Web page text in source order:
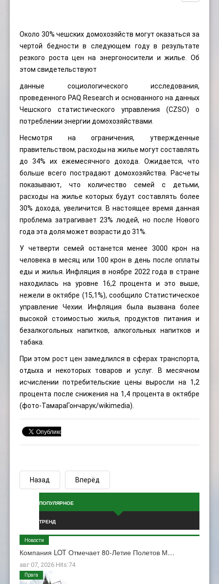
Около 30% чешских домохозяйств могут оказаться за
чертой бедности в следующем году в результате
резкого роста цен на энергоносители и жилье. Об
этом свидетельствуют
данные социологического исследования,
проведенного PAQ Research и основанного на данных
Чешского статистического управления (CZSO) о
потреблении энергии домохозяйствами.
Несмотря на ограничения, утвержденные
правительством, расходы на жилье могут составлять
до 34% их ежемесячного дохода. Ожидается, что
больше всего пострадают домохозяйства. Расчеты
показывают, что количество семей с детьми,
расходы на жилье которых будут составлять более
30% дохода, увеличится. В настоящее время данная
проблема затрагивает 23% людей, но после Нового
года эта доля может возрасти до 31%.
У четверти семей останется менее 3000 крон на
человека в месяц или 100 крон в день после оплаты
еды и жилья. Инфляция в ноябре 2022 года в стране
находилась на уровне 16,2 процента и это выше,
нежели в октябре (15,1%), сообщило Статистическое
управление Чехии. Инфляция была вызвана более
высокой стоимостью жилья, продуктов питания и
безалкогольных напитков, алкогольных напитков и
табака.
При этом рост цен замедлился в сферах транспорта,
отдыха и некоторых товаров и услуг. В месячном
исчислении потребительские цены выросли на 1,2
процента после снижения на 1,4 процента в октябре
(фото-ТамараГончарук/wikimedia).
Назад Вперёд
ПОПУЛЯРНОЕ
ТРЕНД
Компания LOT Отмечает 80-Летие Полетов М…
авг 07, 2026 Hits:74
Новости
Прага